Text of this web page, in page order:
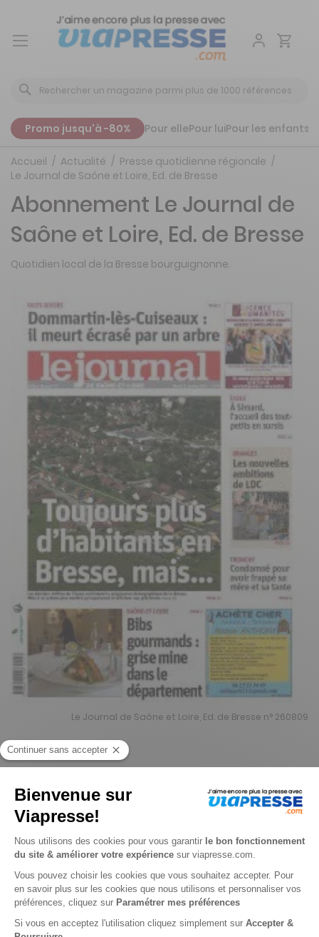
Aller
Promo jusqu'à -80% Pour ellePour luiPour les enfants
Accueil Actualité
Presse quotidienne régionale
Le Journal de Saône et Loire, Ed. de Bresse
Le Journal de Saône et Loire, Ed. de Bresse n° 260809
Abonnement Le Journal de
Saône et Loire, Ed. de Bresse
Quotidien local de la Bresse bourguignonne.
Papier
Je choisis une durée
Abonnement 1 an
364 n° • Papier + Web (offre réservée aux particuliers)